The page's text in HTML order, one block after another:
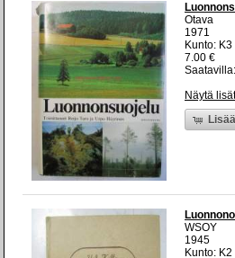
Otava
1971
Kunto:
7.00 €
Näytä
WSOY
1945
Kunto: